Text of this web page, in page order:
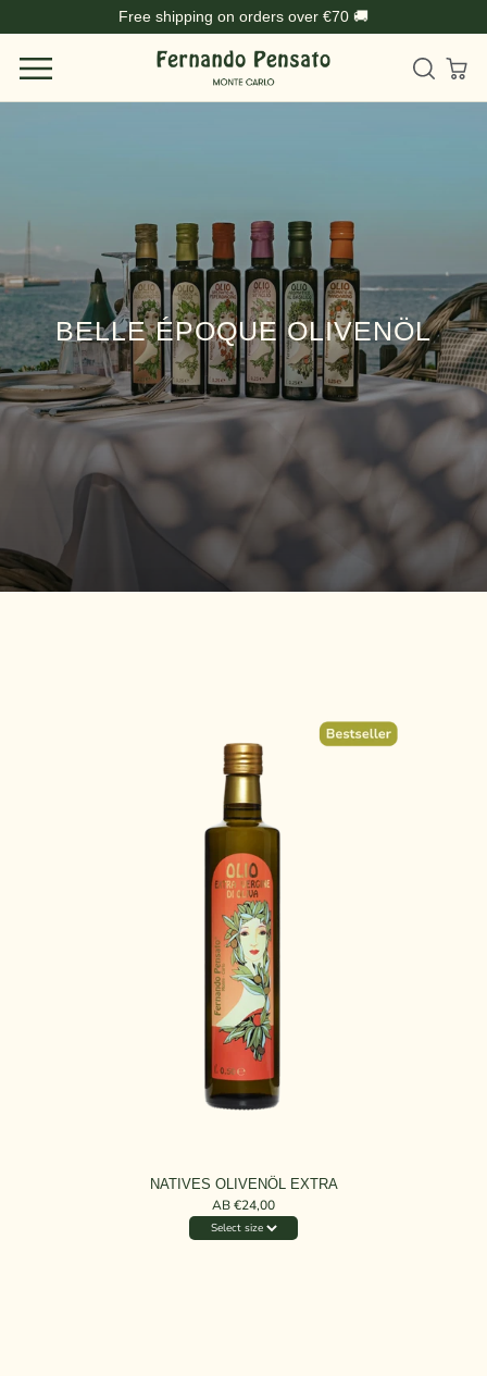
zum
Inhalt
Free shipping on orders over €70 🚚
BELLE ÉPOQUE OLIVENÖL
NATIVES OLIVENÖL EXTRA
AB €24,00